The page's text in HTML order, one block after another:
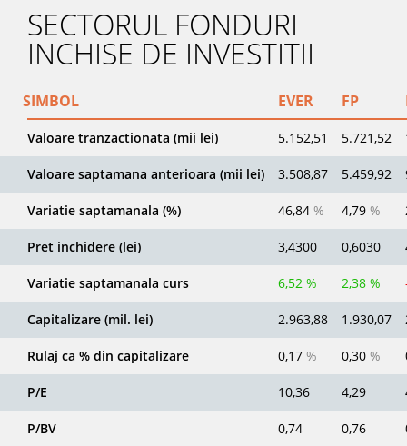
SECTORUL FONDURI
INCHISE DE INVESTITII
SIMBOL EVER FP
Valoare tranzactionata (mii lei) 5.152,51 5.721,52
Valoare saptamana anterioara (mii lei) 3.508,87 5.459,92
Variatie saptamanala (%) 46,84 % 4,79 %
Pret inchidere (lei) 3,4300 0,6030
Variatie saptamanala curs 6,52 % 2,38 %
Capitalizare (mil. lei) 2.963,88 1.930,07
Rulaj ca % din capitalizare 0,17 % 0,30 %
P/E 10,36 4,29
P/BV 0,74 0,76